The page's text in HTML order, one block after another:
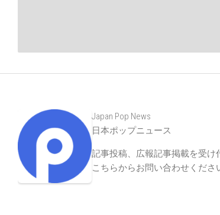
Japan Pop News
日本ポップニュース
記事投稿、広報記事掲載を受け
こちらからお問い合わせくださ